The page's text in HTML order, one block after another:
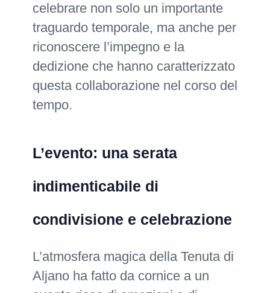
celebrare non solo un importante
traguardo temporale, ma anche per
riconoscere l’impegno e la
dedizione che hanno caratterizzato
questa collaborazione nel corso del
tempo.
L’evento: una serata
indimenticabile di
condivisione e celebrazione
L’atmosfera magica della Tenuta di
Aljano ha fatto da cornice a un